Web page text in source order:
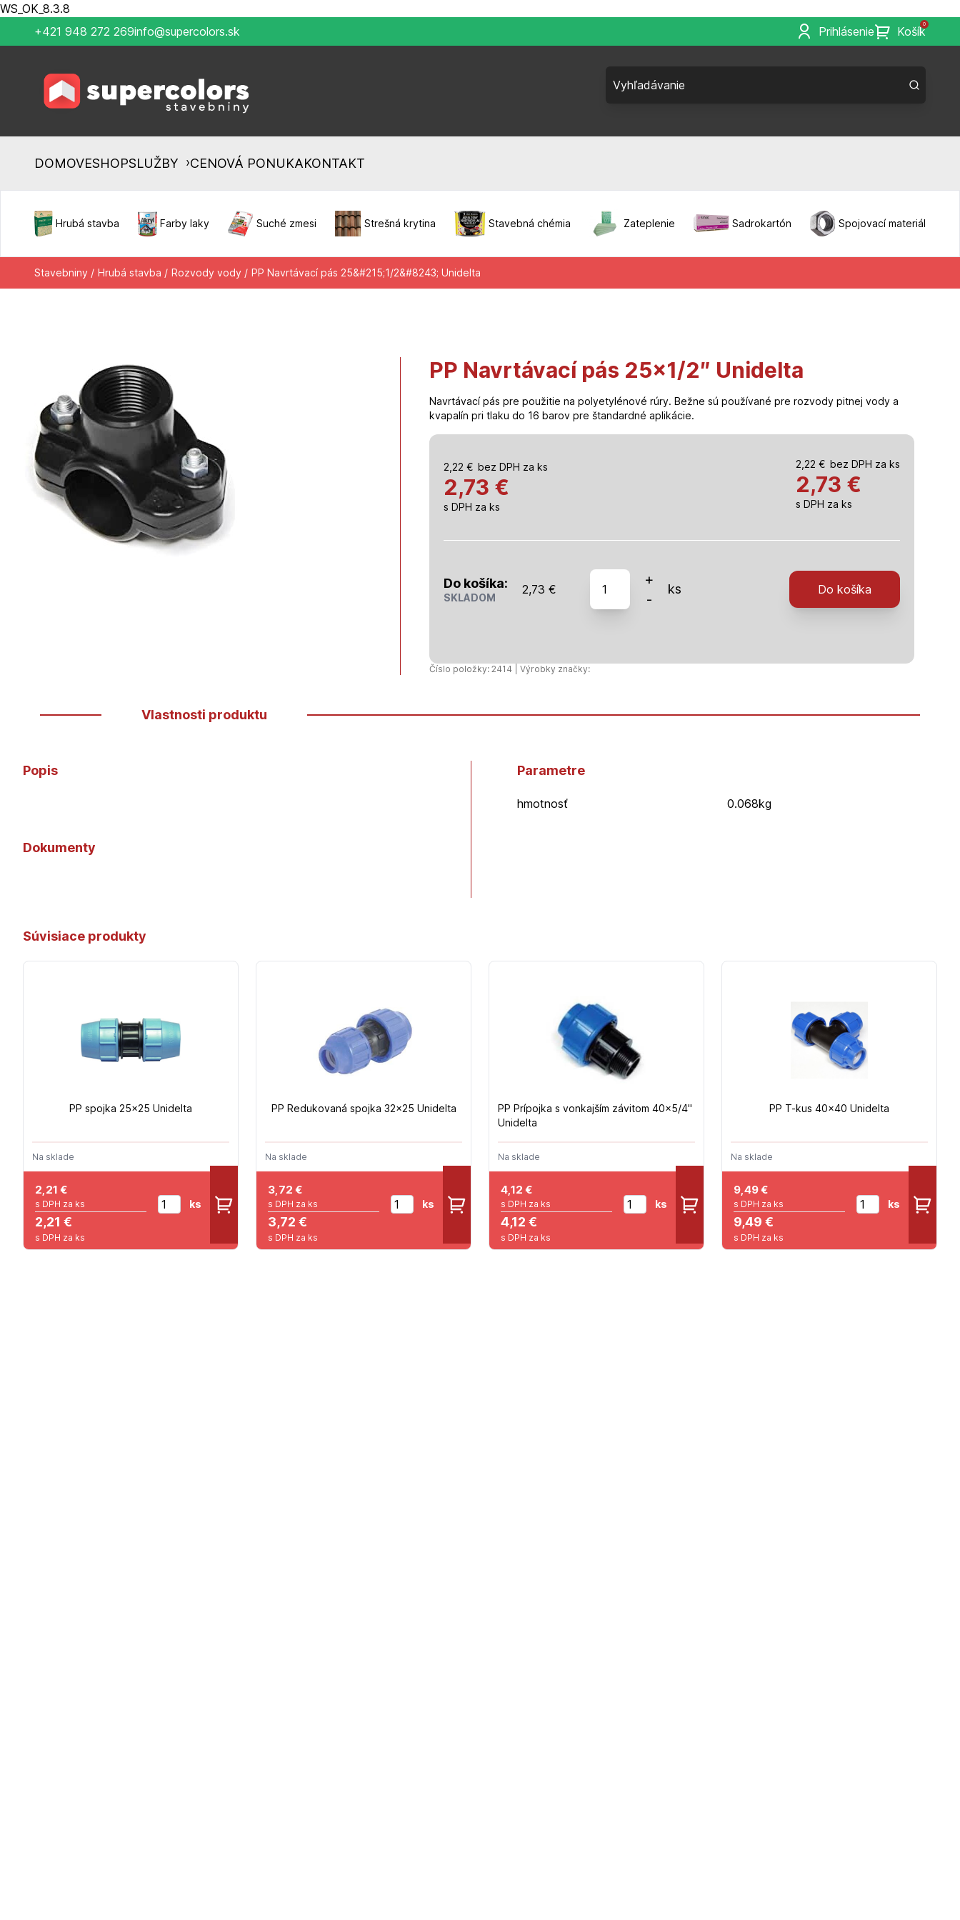
WS_OK_8.3.8
+421 948 272 269info@supercolors.sk Prihlásenie
0
Košík
DOMOVESHOPSLUŽBY ›CENOVÁ PONUKAKONTAKT
Hrubá stavba Farby laky Suché zmesi Strešná krytina Stavebná chémia Zateplenie Sadrokartón Spojovací materiál
Stavebniny / Hrubá stavba / Rozvody vody / PP Navrtávací pás 25&#215;1/2&#8243; Unidelta
PP Navrtávací pás 25×1/2″ Unidelta
Navrtávací pás pre použitie na polyetylénové rúry. Bežne sú používané pre rozvody pitnej vody a
kvapalín pri tlaku do 16 barov pre štandardné aplikácie.
2,22 € bez DPH za ks
2,73 €
s DPH za ks
2,22 € bez DPH za ks
2,73 €
s DPH za ks
Do košíka:
SKLADOM
2,73 €
množstvo
PP
Navrtávací
Unidelta
+
-
ks Do košíka
Číslo položky: 2414 | Výrobky značky:
Vlastnosti produktu
Popis
Dokumenty
Parametre
hmotnosť 0.068kg
Súvisiace produkty
PP spojka 25x25 Unidelta
Na sklade
2,21 €
s DPH za ks
2,21 €
s DPH za ks
ks
PP Redukovaná spojka 32x25 Unidelta
Na sklade
3,72 €
s DPH za ks
3,72 €
s DPH za ks
ks
PP Prípojka s vonkajším závitom 40x5/4"
Unidelta
Na sklade
4,12 €
s DPH za ks
4,12 €
s DPH za ks
ks
PP T-kus 40x40 Unidelta
Na sklade
9,49€
s DPH za ks
9,49 €
s DPH za ks
ks